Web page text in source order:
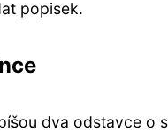
popisek.
dva odstavce o